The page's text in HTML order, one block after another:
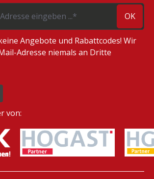
OK
Angebote und Rabattcodes! Wir
Adresse niemals an Dritte
von: